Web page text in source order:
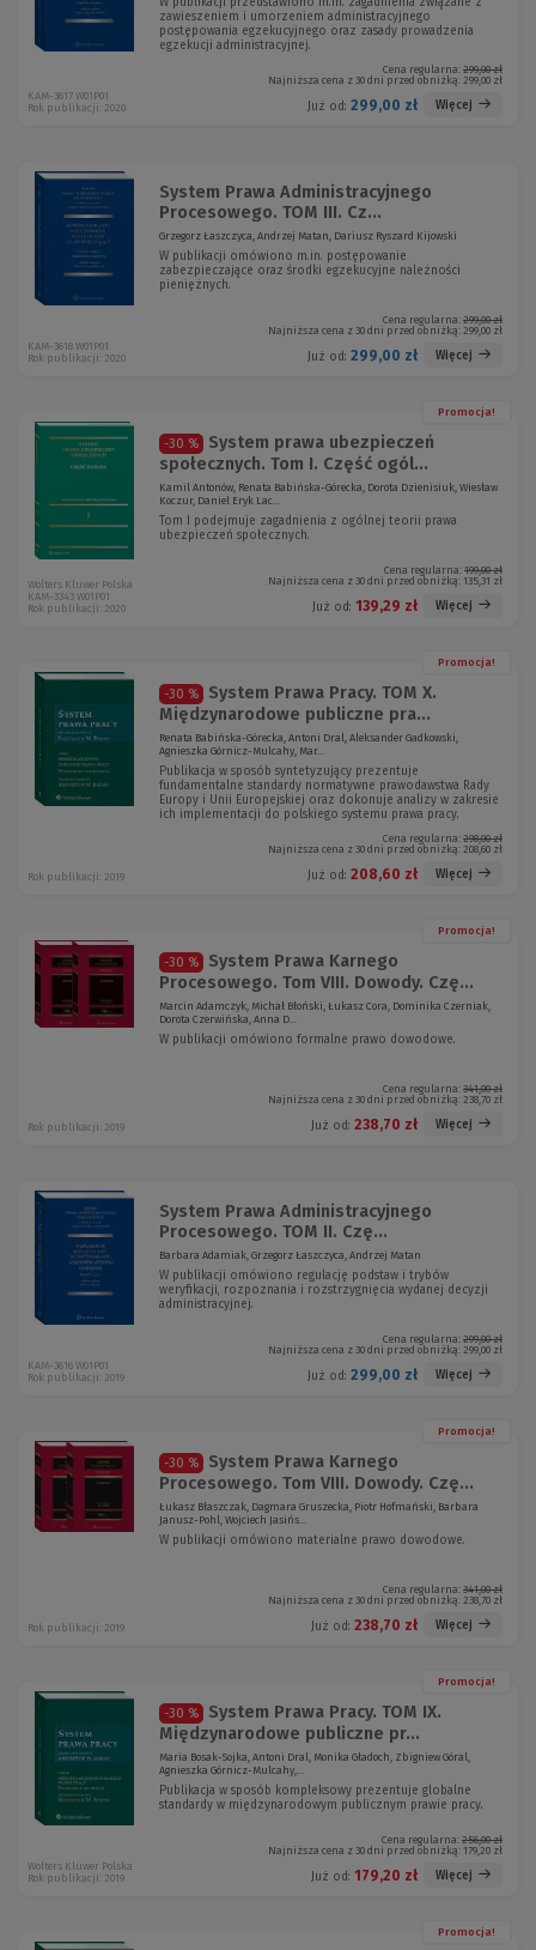
zawieszeniem i umorzeniem administracyjnego
postępowania egzekucyjnego oraz zasady prowadzenia
egzekucji administracyjnej.
Cena regularna: 299,00 zł
Najniższa cena z 30 dni przed obniżką: 299,00 zł
Już od: 299,00 zł Więcej
KAM-3617 W01P01
Rok publikacji: 2020
System Prawa Administracyjnego
Procesowego. TOM III. Cz...
Grzegorz Łaszczyca, Andrzej Matan, Dariusz Ryszard Kijowski
W publikacji omówiono m.in. postępowanie
zabezpieczające oraz środki egzekucyjne należności
pieniężnych.
Cena regularna: 299,00 zł
Najniższa cena z 30 dni przed obniżką: 299,00 zł
Już od: 299,00 zł Więcej
KAM-3618 W01P01
Rok publikacji: 2020
Promocja!
-30 %
System prawa ubezpieczeń
społecznych. Tom I. Część ogól...
Kamil Antonów, Renata Babińska-Górecka, Dorota Dzienisiuk, Wiesław
Koczur, Daniel Eryk Lac...
Tom I podejmuje zagadnienia z ogólnej teorii prawa
ubezpieczeń społecznych.
Cena regularna: 199,00 zł
Najniższa cena z 30 dni przed obniżką: 135,31 zł
Już od: 139,29 zł Więcej
Wolters Kluwer Polska
KAM-3343 W01P01
Rok publikacji: 2020
Promocja!
-30 %
System Prawa Pracy. TOM X.
Międzynarodowe publiczne pra...
Renata Babińska-Górecka, Antoni Dral, Aleksander Gadkowski,
Agnieszka Górnicz-Mulcahy, Mar...
Publikacja w sposób syntetyzujący prezentuje
fundamentalne standardy normatywne prawodawstwa Rady
Europy i Unii Europejskiej oraz dokonuje analizy w zakresie
ich implementacji do polskiego systemu prawa pracy.
Cena regularna: 298,00 zł
Najniższa cena z 30 dni przed obniżką: 208,60 zł
Już od: 208,60 zł Więcej
Rok publikacji: 2019
Promocja!
-30 %
System Prawa Karnego
Procesowego. Tom VIII. Dowody. Czę...
Marcin Adamczyk, Michał Błoński, Łukasz Cora, Dominika Czerniak,
Dorota Czerwińska, Anna D...
W publikacji omówiono formalne prawo dowodowe.
Cena regularna: 341,00 zł
Najniższa cena z 30 dni przed obniżką: 238,70 zł
Już od: 238,70 zł Więcej
Rok publikacji: 2019
System Prawa Administracyjnego
Procesowego. TOM II. Czę...
Barbara Adamiak, Grzegorz Łaszczyca, Andrzej Matan
W publikacji omówiono regulację podstaw i trybów
weryfikacji, rozpoznania i rozstrzygnięcia wydanej decyzji
administracyjnej.
Cena regularna: 299,00 zł
Najniższa cena z 30 dni przed obniżką: 299,00 zł
Już od: 299,00 zł Więcej
KAM-3616 W01P01
Rok publikacji: 2019
Promocja!
-30 %
System Prawa Karnego
Procesowego. Tom VIII. Dowody. Czę...
Łukasz Błaszczak, Dagmara Gruszecka, Piotr Hofmański, Barbara
Janusz-Pohl, Wojciech Jasińs...
W publikacji omówiono materialne prawo dowodowe.
Cena regularna: 341,00 zł
Najniższa cena z 30 dni przed obniżką: 238,70 zł
Już od: 238,70 zł Więcej
Rok publikacji: 2019
Promocja!
-30 %
System Prawa Pracy. TOM IX.
Międzynarodowe publiczne pr...
Maria Bosak-Sojka, Antoni Dral, Monika Gładoch, Zbigniew Góral,
Agnieszka Górnicz-Mulcahy,...
Publikacja w sposób kompleksowy prezentuje globalne
standardy w międzynarodowym publicznym prawie pracy.
Cena regularna: 256,00 zł
Najniższa cena z 30 dni przed obniżką: 179,20 zł
Już od: 179,20 zł Więcej
Wolters Kluwer Polska
Rok publikacji: 2019
Promocja!